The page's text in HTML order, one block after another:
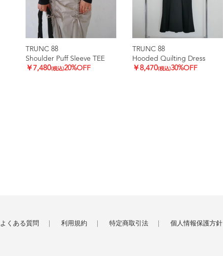
TRUNC 88
Shoulder Puff Sleeve TEE
￥7,480(税込)20%OFF
TRUNC 88
Hooded Quilting Dress
￥8,470(税込)30%OFF
よくある質問 利用規約 特定商取引法 個人情報保護方針